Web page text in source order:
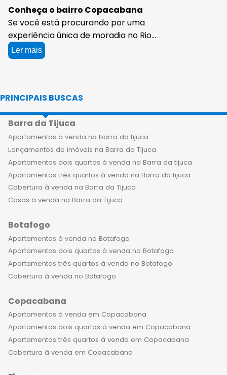
Conheça o bairro Copacabana
Se você está procurando por uma
experiência única de moradia no Rio
de Janeiro, não precisa procurar mais
do que os apartamentos de luxo à
mais icônicas do mundo e uma
infinidade de comodidades, esses
empreendimentos de alto padrão à
venda oferecem uma sensação de
vida incomparável. Imagine-se
acordando todas as manhãs para ver
o sol nascer sobre a praia de
Copacabana a partir do conforto do
seu quarto. Com apartamentos
você pode desfrutar de uma
sensação de espaço e liberdade que
não encontrará em muitos outros
lugares. Aqui, a vida não é apenas
confortável, mas também
privilegiada a poucos passos da praia
e perto de muitos restaurantes, bares
e lojas famosas, você nunca estará
longe da ação. Além disso, os
empreendimentos de alto padrão em
Ler mais
PRINCIPAIS BUSCAS
Barra da Tijuca
Apartamentos à venda na barra da tijuca
Lançamentos de imóveis na Barra da Tijuca
Apartamentos dois quartos à venda na Barra da tijuca
Apartamentos três quartos à venda na Barra da tijuca
Cobertura à venda na Barra da Tijuca
Casas à venda na Barra da Tijuca
Botafogo
Apartamentos à venda no Botafogo
Apartamentos dois quartos à venda no Botafogo
Apartamentos três quartos à venda no Botafogo
Cobertura à venda no Botafogo
Copacabana
Apartamentos à venda em Copacabana
Apartamentos dois quartos à venda em Copacabana
Apartamentos três quartos à venda em Copacabana
Cobertura à venda em Copacabana